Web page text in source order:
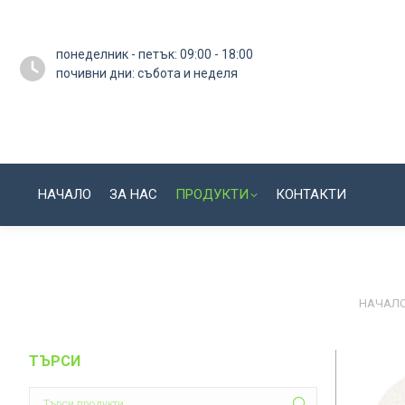
понеделник - петък: 09:00 - 18:00
почивни дни: събота и неделя
НАЧАЛО ЗА НАС ПРОДУКТИ КОНТАКТИ
You
ТЪРСИ